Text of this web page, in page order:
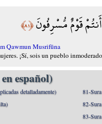
قَوْمٌ مُّسْرِفُونَ﴿٨١﴾
Qawmun Musrifūna
¡Sí, sois un pueblo
español)
detalladamente)
81-
82-
83-